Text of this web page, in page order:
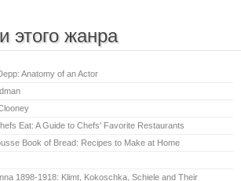
этого жанра
Anatomy of an Actor
Eat: A Guide to Chefs' Favorite Restaurants
Book of Bread: Recipes to Make at Home
1898-1918: Klimt, Kokoschka, Schiele and Their